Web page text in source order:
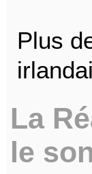
Plus
La
le